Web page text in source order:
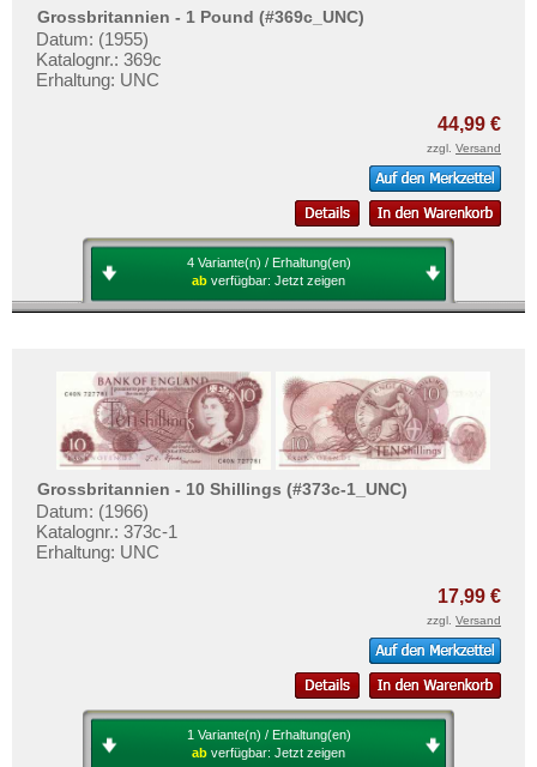
Vatikan
Weissrussland
Zypern
Grossbritannien - 1 Pound (#369c_UNC)
Datum: (1955)
Katalognr.: 369c
Erhaltung: UNC
44,99 €
zzgl. Versand
4 Variante(n) / Erhaltung(en)
ab verfügbar: Jetzt zeigen
Grossbritannien - 10 Shillings (#373c-1_UNC)
Datum: (1966)
Katalognr.: 373c-1
Erhaltung: UNC
17,99 €
zzgl. Versand
1 Variante(n) / Erhaltung(en)
ab verfügbar: Jetzt zeigen